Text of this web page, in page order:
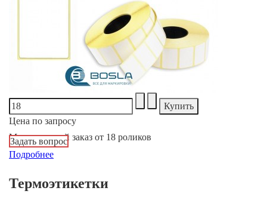
Цена по запросу
Минимальный заказ от 18 роликов
Задать вопрос
Подробнее
Термоэтикетки